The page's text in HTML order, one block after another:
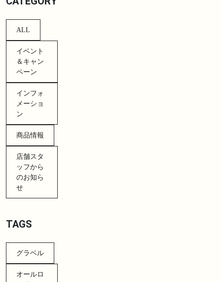
ALL
イベント
＆キャン
ペーン
インフォ
メーショ
ン
商品情報
店舗スタ
ッフから
のお知ら
せ
TAGS
グラベル
オールロ